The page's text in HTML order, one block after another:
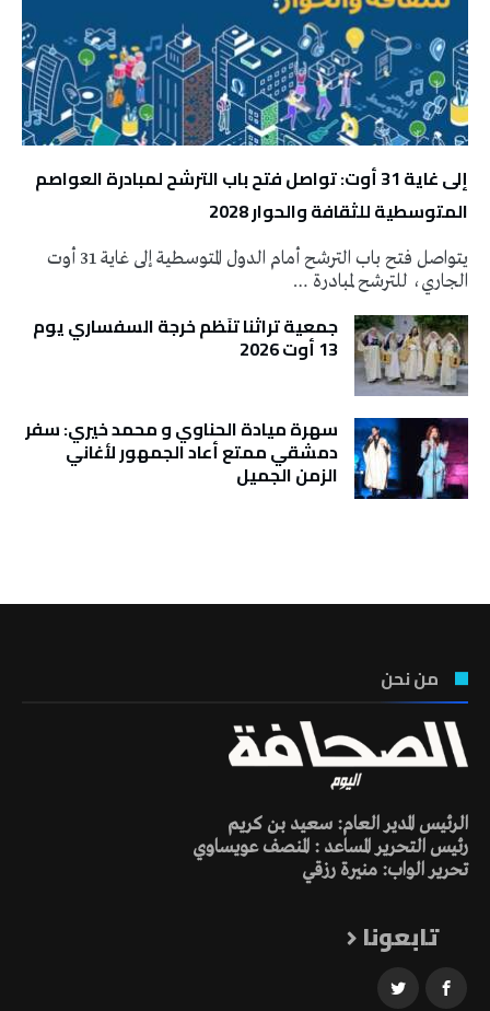
إلى غاية 31 أوت: تواصل فتح باب الترشح لمبادرة العواصم
المتوسطية للثقافة والحوار 2028
يتواصل فتح باب الترشح أمام الدول المتوسطية إلى غاية 31 أوت
الجاري، للترشح لمبادرة …
جمعية تراثنا تنَظم خرجة السفساري يوم
13 أوت 2026
سهرة ميادة الحناوي و محمد خيري: سفر
دمشقي ممتع أعاد الجمهور لأغاني
الزمن الجميل
من نحن
الرئيس المدير العام: سعيد بن كريم
رئيس التحرير المساعد : المنصف عويساوي
تحرير الواب: منيرة رزقي
تابعونا